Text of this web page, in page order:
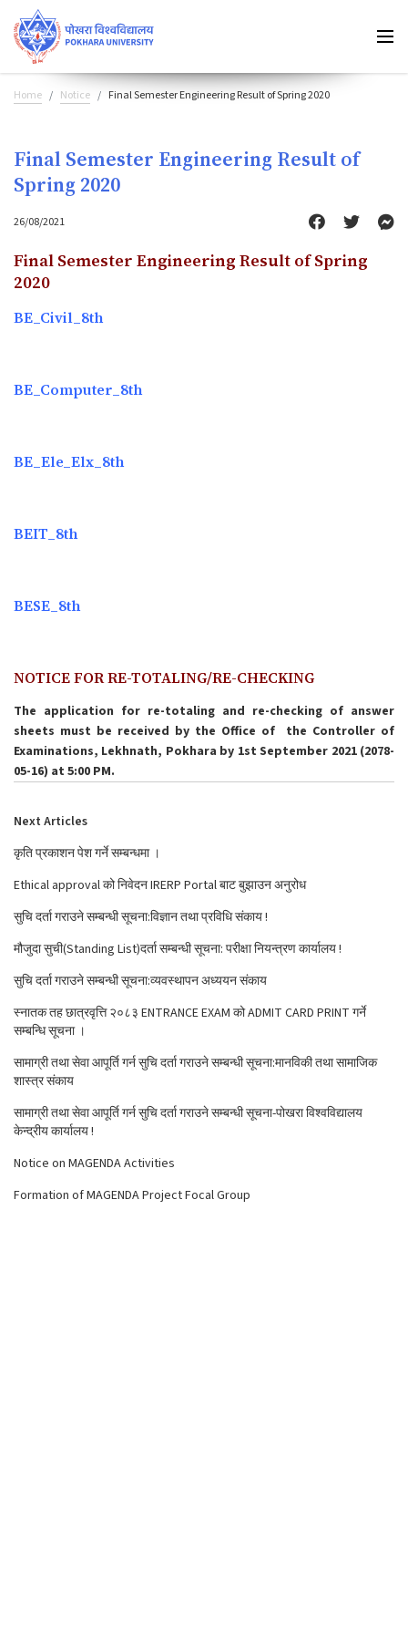
Home Notice Final Semester Engineering Result of Spring 2020
Final Semester Engineering Result of
Spring 2020
26/08/2021
Final Semester Engineering Result of Spring
2020
BE_Civil_8th
BE_Computer_8th
BE_Ele_Elx_8th
BEIT_8th
BESE_8th
NOTICE FOR RE-TOTALING/RE-CHECKING
The application for re-totaling and re-checking of answer
sheets must be received by the Office of the Controller of
Examinations, Lekhnath, Pokhara by 1st September 2021 (2078-
05-16) at 5:00 PM.
Next Articles
कृति प्रकाशन पेश गर्ने सम्बन्धमा ।
Ethical approval को निवेदन IRERP Portal बाट बुझाउन अनुरोध
सुचि दर्ता गराउने सम्बन्धी सूचना:विज्ञान तथा प्रविधि संकाय !
मौजुदा सुची(Standing List)दर्ता सम्बन्धी सूचना: परीक्षा नियन्त्रण कार्यालय !
सुचि दर्ता गराउने सम्बन्धी सूचना:व्यवस्थापन अध्ययन संकाय
स्नातक तह छात्रवृत्ति २०८३ ENTRANCE EXAM को ADMIT CARD PRINT गर्ने
सम्बन्धि सूचना ।
सामाग्री तथा सेवा आपूर्ति गर्न सुचि दर्ता गराउने सम्बन्धी सूचना:मानविकी तथा सामाजिक
शास्त्र संकाय
सामाग्री तथा सेवा आपूर्ति गर्न सुचि दर्ता गराउने सम्बन्धी सूचना-पोखरा विश्वविद्यालय
केन्द्रीय कार्यालय !
Notice on MAGENDA Activities
Formation of MAGENDA Project Focal Group